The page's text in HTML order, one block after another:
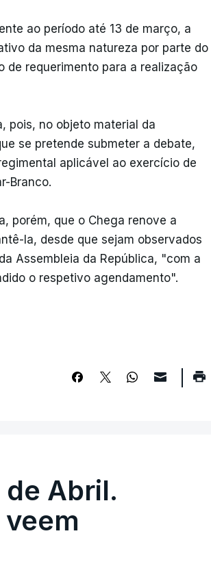
ao período até 13 de março, a
da mesma natureza por parte do
de requerimento para a realização
pois, no objeto material da
se pretende submeter a debate,
aplicável ao exercício de
Branco.
porém, que o Chega renove a
la, desde que sejam observados
Assembleia da República, "com a
o respetivo agendamento".
Abril.